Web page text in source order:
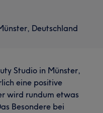
Deutschland
Studio in Münster,
eine positive
wird rundum etwas
Besondere bei